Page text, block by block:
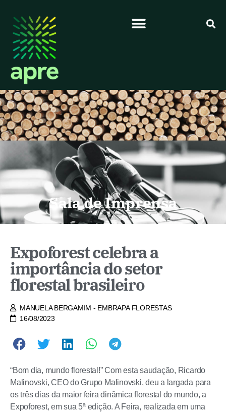
Sala de Imprensa
Expoforest celebra a
importância do setor
florestal brasileiro
MANUELA BERGAMIM - EMBRAPA FLORESTAS
16/08/2023
“Bom dia, mundo florestal!” Com esta saudação, Ricardo
Malinovski, CEO do Grupo Malinovski, deu a largada para
os três dias da maior feira dinâmica florestal do mundo, a
Expoforest, em sua 5ª edição. A Feira, realizada em uma